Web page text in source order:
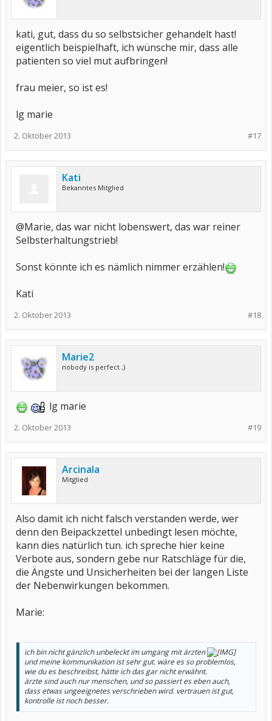
kati, gut, dass du so selbstsicher gehandelt hast!
eigentlich beispielhaft, ich wünsche mir, dass alle
patienten so viel mut aufbringen!
frau meier, so ist es!
lg marie
#17
2. Oktober 2013
Kati
Bekanntes Mitglied
@Marie, das war nicht lobenswert, das war reiner
Selbsterhaltungstrieb!
Sonst könnte ich es nämlich nimmer erzählen!
Kati
#18
2. Oktober 2013
Marie2
nobody is perfect ;)
lg marie
#19
2. Oktober 2013
Arcinala
Mitglied
Also damit ich nicht falsch verstanden werde, wer
denn den Beipackzettel unbedingt lesen möchte,
kann dies natürlich tun. ich spreche hier keine
Verbote aus, sondern gebe nur Ratschläge für die,
die Ängste und Unsicherheiten bei der langen Liste
der Nebenwirkungen bekommen.
Marie:
ich bin nicht gänzlich unbeleckt im umgang mit ärzten
und meine kommunikation ist sehr gut. wäre es so problemlos,
wie du es beschreibst, hätte ich das gar nicht erwähnt.
ärzte sind auch nur menschen, und so passiert es eben auch,
dass etwas ungeeignetes verschrieben wird. vertrauen ist gut,
kontrolle ist noch besser.